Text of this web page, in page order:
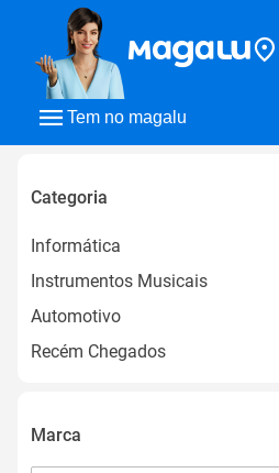
Tem no magalu
Categoria
Informática
Instrumentos Musicais
Automotivo
Recém Chegados
Marca